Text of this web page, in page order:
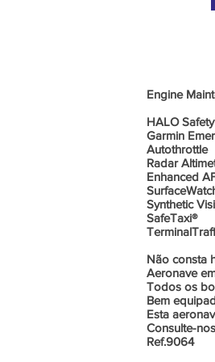
Engine
HALO
Garmin
Autothrottle
Radar
Enhanced
Synthetic
SafeTaxi®
Não consta
Aeronave
Todos os
Bem
Esta
Consulte-
Ref.9064